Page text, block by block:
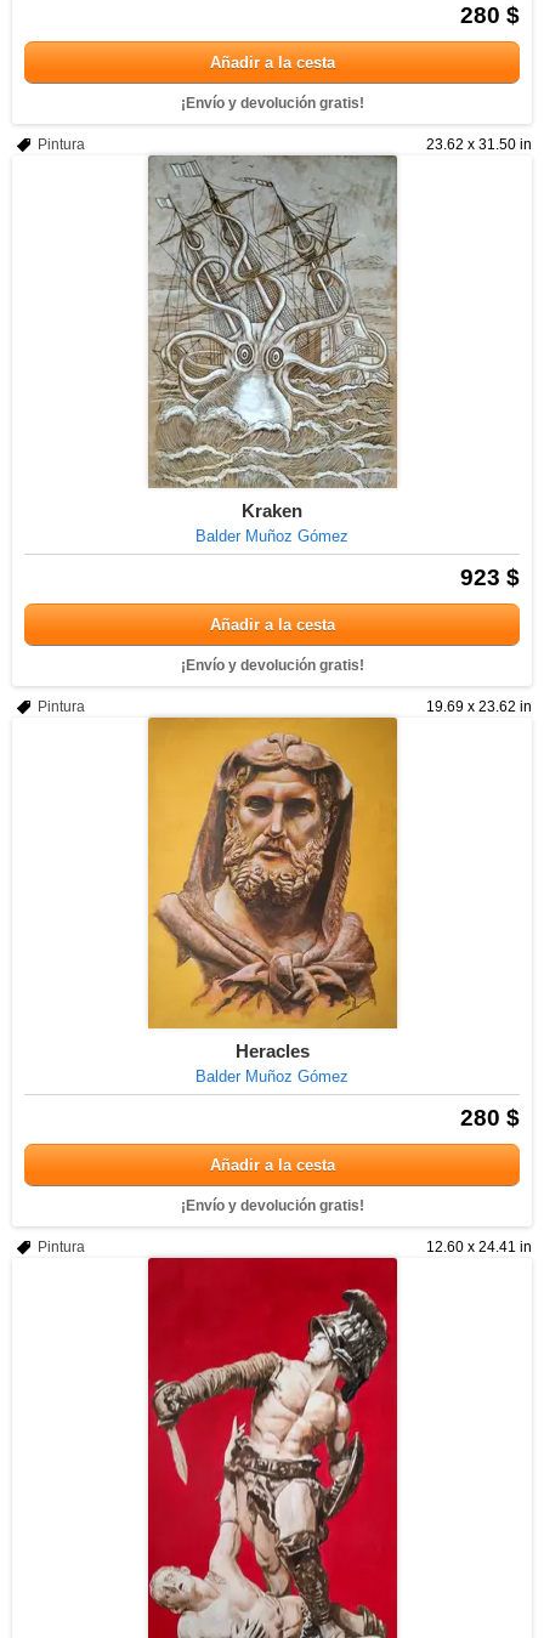
280 $
Añadir a la cesta
¡Envío y devolución gratis!
23.62 x 31.50 in
Pintura
Kraken
Balder Muñoz Gómez
923 $
Añadir a la cesta
¡Envío y devolución gratis!
19.69 x 23.62 in
Pintura
Heracles
Balder Muñoz Gómez
280 $
Añadir a la cesta
¡Envío y devolución gratis!
12.60 x 24.41 in
Pintura